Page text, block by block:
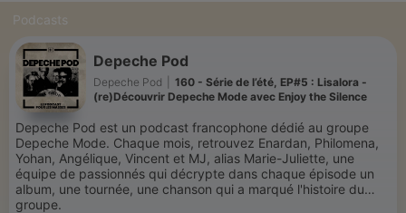
Podcasts
Depeche Pod
Depeche Pod
160 - Série de l’été, EP#5 : Lisalora -
(re)Découvrir Depeche Mode avec Enjoy the Silence
Depeche Pod est un podcast francophone dédié au groupe
Depeche Mode. Chaque mois, retrouvez Enardan, Philomena,
Yohan, Angélique, Vincent et MJ, alias Marie-Juliette, une
équipe de passionnés qui décrypte dans chaque épisode un
album, une tournée, une chanson qui a marqué l'histoire du
groupe.